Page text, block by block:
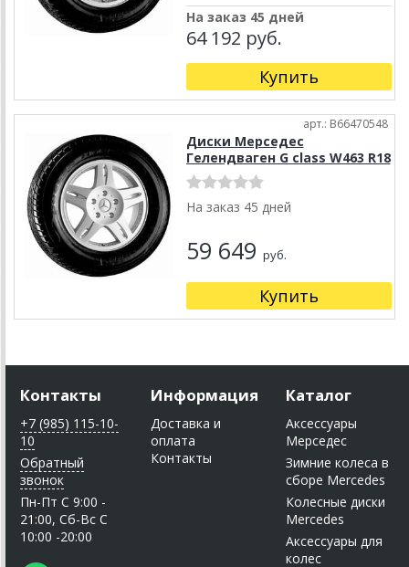
На заказ 45 дней
64 192 руб.
Купить
арт.: B66470548
Диски Мерседес
Гелендваген G class W463 R18
На заказ 45 дней
59 649 руб.
Купить
Контакты
+7 (985) 115-10-
10
Обратный
звонок
Пн-Пт C 9:00 -
21:00, Сб-Вс С
10:00 -20:00
Информация
Доставка и
оплата
Контакты
Каталог
Аксессуары
Мерседес
Зимние колеса в
сборе Mercedes
Колесные диски
Mercedes
Аксессуары для
колес